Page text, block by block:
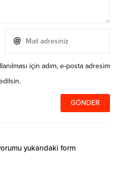
için adım, e-posta adresim
yukarıdaki form